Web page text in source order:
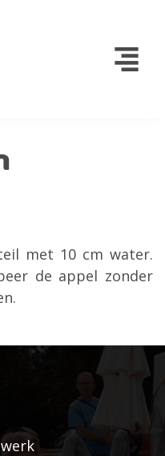
met 10 cm water.
de appel zonder